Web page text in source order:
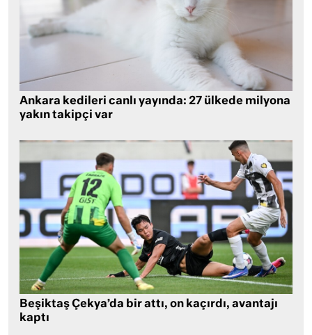
Ankara kedileri canlı yayında: 27 ülkede milyona
yakın takipçi var
Beşiktaş Çekya’da bir attı, on kaçırdı, avantajı
kaptı